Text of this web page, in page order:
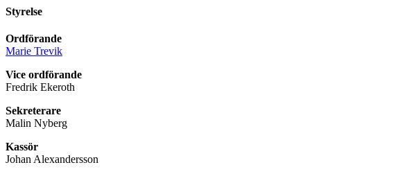
Styrelse
Ordförande
Marie Trevik
Vice ordförande
Fredrik Ekeroth
Sekreterare
Malin Nyberg
Kassör
Johan Alexandersson